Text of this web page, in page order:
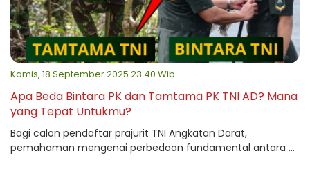
Kamis, 18 September 2025 23:40 Wib
Apa Beda Bintara PK dan Tamtama PK TNI AD? Mana
yang Tepat Untukmu?
Bagi calon pendaftar prajurit TNI Angkatan Darat,
pemahaman mengenai perbedaan fundamental antara ...